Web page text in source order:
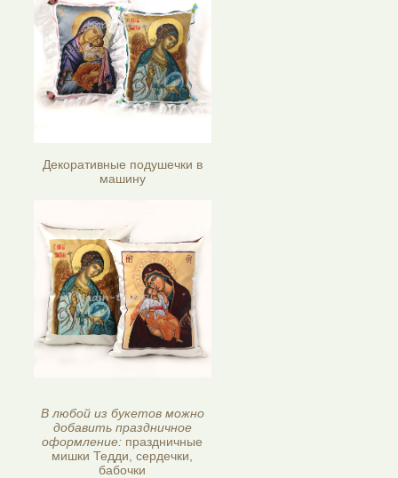
Декоративные подушечки в
машину
В любой из букетов можно
добавить праздничное
оформление: праздничные
мишки Тедди, сердечки,
бабочки